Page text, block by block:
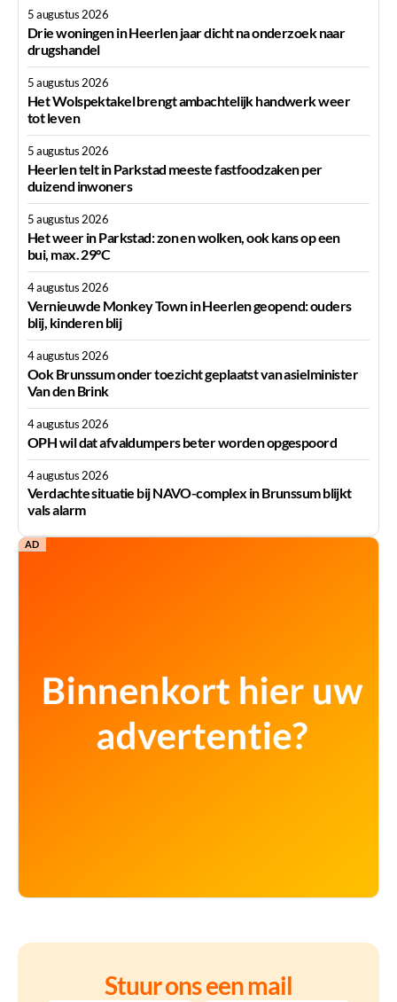
5 augustus 2026
Drie woningen in Heerlen jaar dicht na onderzoek naar
drugshandel
5 augustus 2026
Het Wolspektakel brengt ambachtelijk handwerk weer
tot leven
5 augustus 2026
Heerlen telt in Parkstad meeste fastfoodzaken per
duizend inwoners
5 augustus 2026
Het weer in Parkstad: zon en wolken, ook kans op een
bui, max. 29°C
4 augustus 2026
Vernieuwde Monkey Town in Heerlen geopend: ouders
blij, kinderen blij
4 augustus 2026
Ook Brunssum onder toezicht geplaatst van asielminister
Van den Brink
4 augustus 2026
OPH wil dat afvaldumpers beter worden opgespoord
4 augustus 2026
Verdachte situatie bij NAVO-complex in Brunssum blijkt
vals alarm
AD
Stuur ons een mail